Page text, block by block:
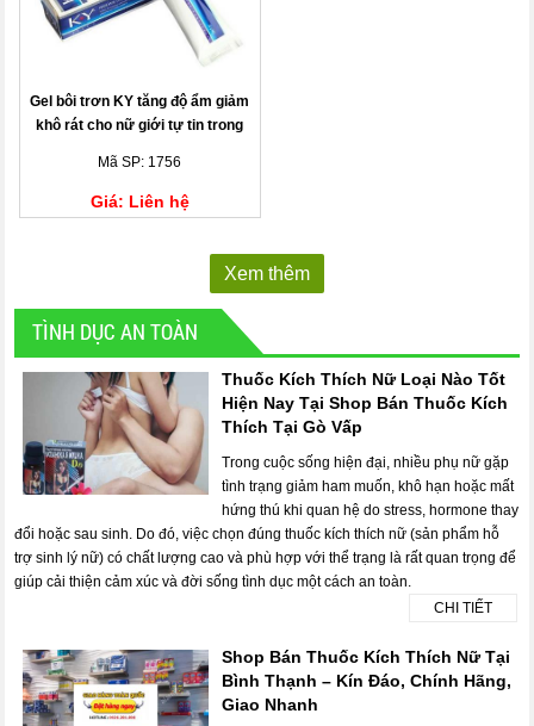
Gel bôi trơn KY tăng độ ẩm giảm
khô rát cho nữ giới tự tin trong
Mã SP: 1756
Giá: Liên hệ
Xem thêm
TÌNH DỤC AN TOÀN
Thuốc Kích Thích Nữ Loại Nào Tốt
Hiện Nay Tại Shop Bán Thuốc Kích
Thích Tại Gò Vấp
Trong cuộc sống hiện đại, nhiều phụ nữ gặp
tình trạng giảm ham muốn, khô hạn hoặc mất
hứng thú khi quan hệ do stress, hormone thay
đổi hoặc sau sinh. Do đó, việc chọn đúng thuốc kích thích nữ (sản phẩm hỗ
trợ sinh lý nữ) có chất lượng cao và phù hợp với thể trạng là rất quan trọng để
giúp cải thiện cảm xúc và đời sống tình dục một cách an toàn.
CHI TIẾT
Shop Bán Thuốc Kích Thích Nữ Tại
Bình Thạnh – Kín Đáo, Chính Hãng,
Giao Nhanh